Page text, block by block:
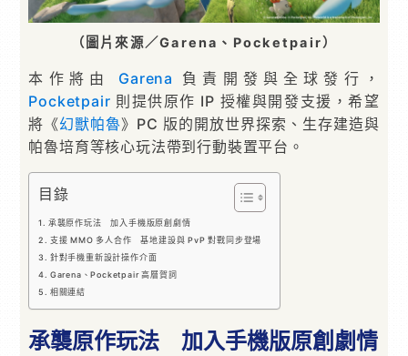
（圖片來源／Garena、Pocketpair）
本作將由 Garena
負責開發與全球發行，
Pocketpair 則提供原作 IP 授權與開發支援，希望
將《幻獸帕魯》PC 版的開放世界探索、生存建造與
帕魯培育等核心玩法帶到行動裝置平台。
目錄
承襲原作玩法 加入手機版原創劇情
支援 MMO 多人合作 基地建設與 PvP 對戰同步登場
針對手機重新設計操作介面
Garena、Pocketpair 高層賀詞
相關連結
承襲原作玩法 加入手機版原創劇情